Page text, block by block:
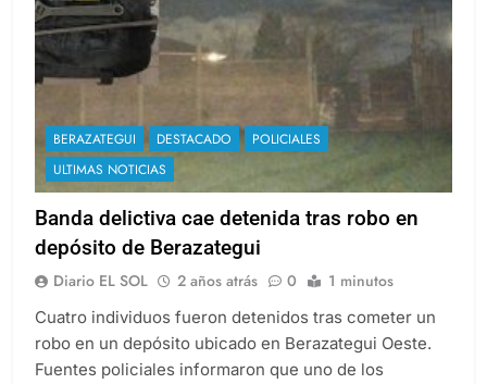
BERAZATEGUI DESTACADO
POLICIALES
ULTIMAS NOTICIAS
Banda delictiva cae detenida tras robo en
depósito de Berazategui
Diario EL SOL 2 años atrás 0 1 minutos
Cuatro individuos fueron detenidos tras cometer un
robo en un depósito ubicado en Berazategui Oeste.
Fuentes policiales informaron que uno de los